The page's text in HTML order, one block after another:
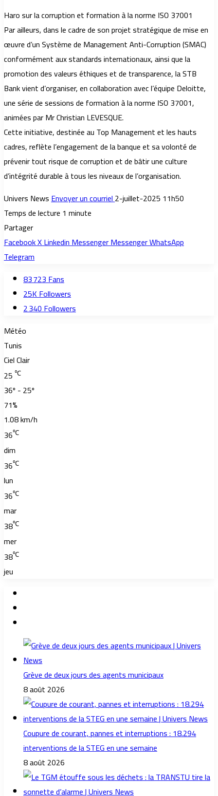
Haro sur la corruption et formation à la norme ISO 37001
Par ailleurs, dans le cadre de son projet stratégique de mise en
œuvre d’un Système de Management Anti-Corruption (SMAC)
conformément aux standards internationaux, ainsi que la
promotion des valeurs éthiques et de transparence, la STB
Bank vient d’organiser, en collaboration avec l’équipe Deloitte,
une série de sessions de formation à la norme ISO 37001,
animées par Mr Christian LEVESQUE.
Cette initiative, destinée au Top Management et les hauts
cadres, reflète l’engagement de la banque et sa volonté de
prévenir tout risque de corruption et de bâtir une culture
d’intégrité durable à tous les niveaux de l’organisation.
Univers NewsEnvoyer un courriel2-juillet-2025 11h50
Temps de lecture 1 minute
Partager
FacebookXLinkedinMessengerMessengerWhatsApp
Telegram
83 723Fans
25KFollowers
2 340Followers
Météo
Tunis
Ciel Clair
25 ℃
36º - 25º
71%
1.08 km/h
36℃
dim
36℃
lun
36℃
mar
38℃
mer
38℃
jeu
Grève de deux jours des agents municipaux
8 août 2026
Coupure de courant, pannes et interruptions : 18.294
interventions de la STEG en une semaine
8 août 2026